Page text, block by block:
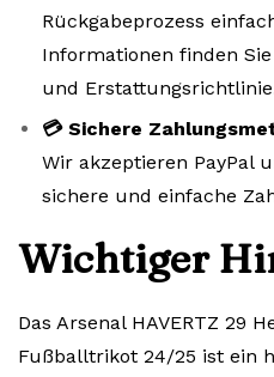
Rückgabeprozess
Informationen finden
und
💳 Sichere
Wir akzeptieren PayPal
sichere und einfache
Wichtiger
Das Arsenal HAVERTZ 29
Fußballtrikot 24/25 ist ein